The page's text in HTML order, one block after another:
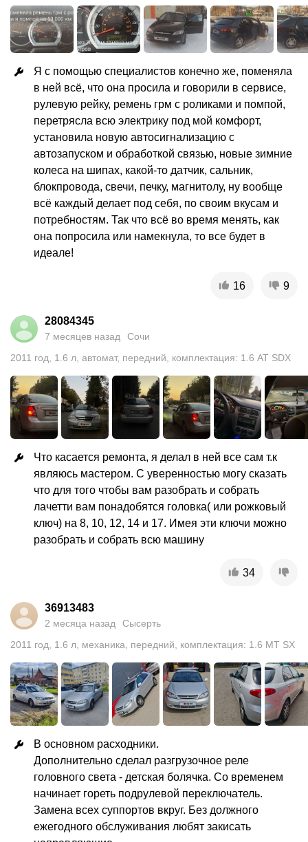
Я с помощью специалистов конечно же, поменяла
в ней всё, что она просила и говорили в сервисе,
рулевую рейку, ремень грм с роликами и помпой,
перетрясла всю электрику под мой комфорт,
установила новую автосигнализацию с
автозапуском и обработкой связью, новые зимние
колеса на шипах, какой-то датчик, сальник,
блокпровода, свечи, печку, магнитолу, ну вообще
всё каждый делает под себя, по своим вкусам и
потребностям. Так что всё во время менять, как
она попросила или намекнула, то все будет в
идеале!
16 9
28084345
7 месяцев назад
Сочи
2011 год 1.6 л автомат, передний комплектация: 1.6 AT SDX
Что касается ремонта, я делал в ней все сам т.к
являюсь мастером. С уверенностью могу сказать
что для того чтобы вам разобрать и собрать
лачетти вам понадобятся головка( или рожковый
ключ) на 8, 10, 12, 14 и 17. Имея эти ключи можно
разобрать и собрать всю машину
34
36913483
2 месяца назад
Сысерть
2011 год 1.6 л механика передний комплектация: 1.6 MT SX
В основном расходники.
Дополнительно сделал разгрузочное реле
головного света - детская болячка. Со временем
начинает гореть подрулевой переключатель.
Замена всех суппортов вкруг. Без должного
ежегодного обслуживания любят закисать